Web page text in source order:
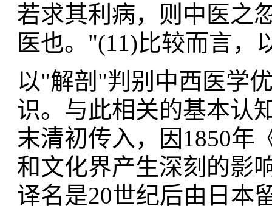
若求其利病，则中医之
医也。"(11)比较而言，
以"解剖"判别中西医学
识。与此相关的基本认
末清初传入，因1850年
和文化界产生深刻的影
译名是20世纪后由日本